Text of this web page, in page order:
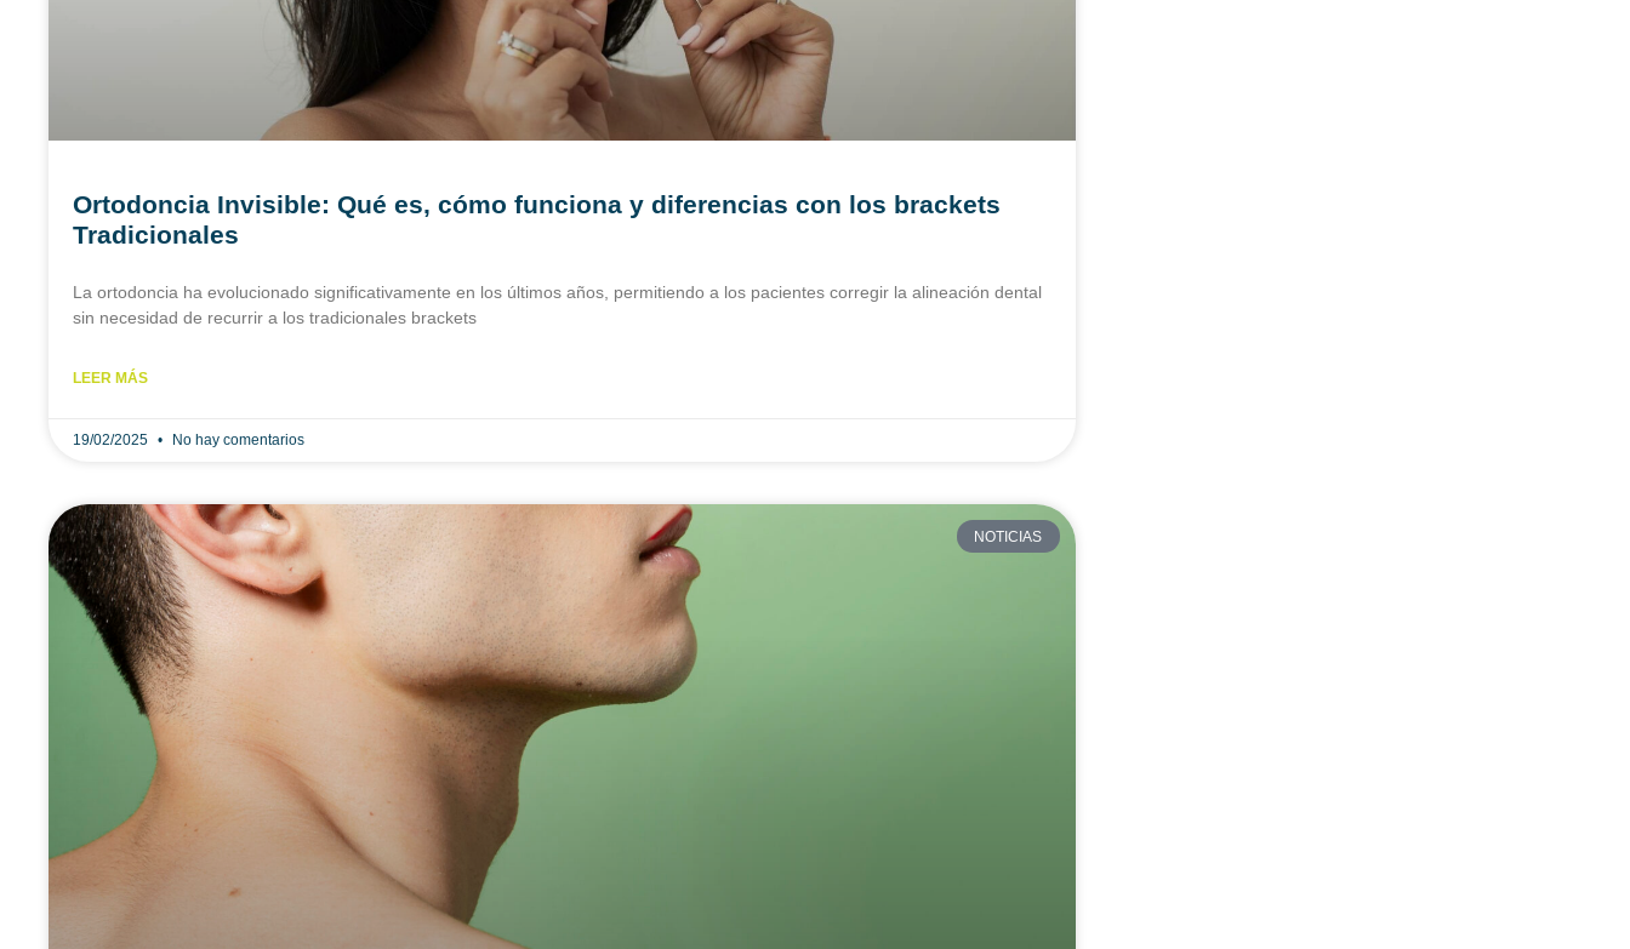
Ortodoncia Invisible: Qué es, cómo funciona y diferencias con los brackets
Tradicionales
La ortodoncia ha evolucionado significativamente en los últimos años, permitiendo a los pacientes corregir la alineación dental
sin necesidad de recurrir a los tradicionales brackets
LEER MÁS
19/02/2025 No hay comentarios
NOTICIAS